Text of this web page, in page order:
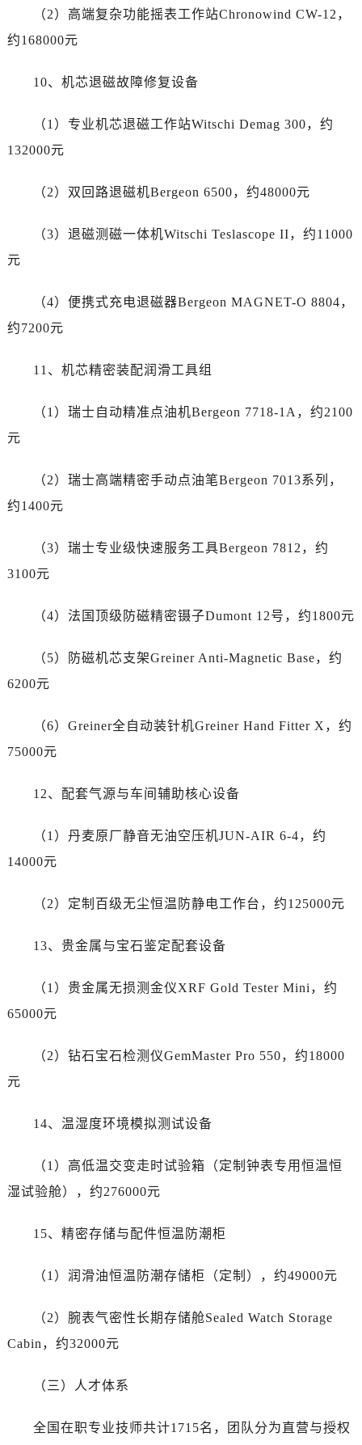
广东省东莞市东城街道鸿福东路1号民盈国贸中心T1写字楼9层907室卡地亚售后服务中心（需提前预约）
广西省南宁市青秀区金湖路59号地王大厦12楼1224室卡地亚售后服务中心（需提前预约）
山东省青岛市南区山东路6号华润大厦B座22层04室卡地亚售后服务中心（需提前预约）
河北省石家庄市长安区中山东路39号勒泰中心写字楼B座13层07室卡地亚售后服务中心（需提前预约）
河北省唐山市路南区新华东道100号万达广场写字楼A座10层1002室卡地亚售后服务中心（需提前预约）
兰州市七里河区西津西路16号兰州中心写字楼21层2102室卡地亚售后服务中心（需提前预约）
（2）高端复杂功能摇表工作站Chronowind CW-12，
约168000元
10、机芯退磁故障修复设备
（1）专业机芯退磁工作站Witschi Demag 300，约
132000元
（2）双回路退磁机Bergeon 6500，约48000元
（3）退磁测磁一体机Witschi Teslascope II，约11000
元
（4）便携式充电退磁器Bergeon MAGNET-O 8804，
约7200元
11、机芯精密装配润滑工具组
（1）瑞士自动精准点油机Bergeon 7718-1A，约2100
元
（2）瑞士高端精密手动点油笔Bergeon 7013系列，
约1400元
（3）瑞士专业级快速服务工具Bergeon 7812，约
3100元
（4）法国顶级防磁精密镊子Dumont 12号，约1800元
（5）防磁机芯支架Greiner Anti-Magnetic Base，约
6200元
（6）Greiner全自动装针机Greiner Hand Fitter X，约
75000元
12、配套气源与车间辅助核心设备
（1）丹麦原厂静音无油空压机JUN-AIR 6-4，约
14000元
（2）定制百级无尘恒温防静电工作台，约125000元
13、贵金属与宝石鉴定配套设备
（1）贵金属无损测金仪XRF Gold Tester Mini，约
65000元
（2）钻石宝石检测仪GemMaster Pro 550，约18000
元
14、温湿度环境模拟测试设备
（1）高低温交变走时试验箱（定制钟表专用恒温恒
湿试验舱），约276000元
15、精密存储与配件恒温防潮柜
（1）润滑油恒温防潮存储柜（定制），约49000元
（2）腕表气密性长期存储舱Sealed Watch Storage
Cabin，约32000元
（三）人才体系
全国在职专业技师共计1715名，团队分为直营与授权